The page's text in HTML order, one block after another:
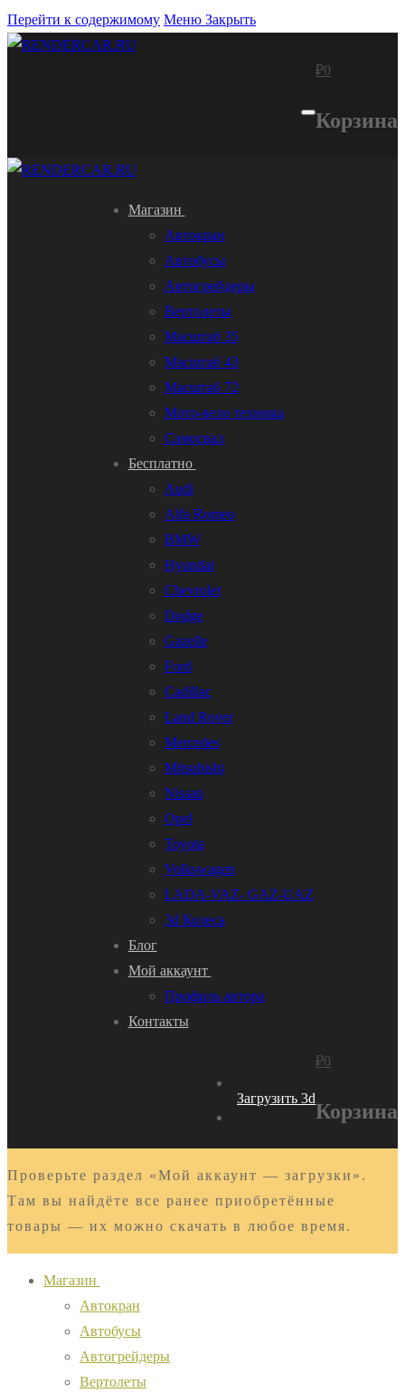
Перейти к содержимому Меню Закрыть
₽0
Корзина
Магазин
Автокран
Автобусы
Автогрейдеры
Вертолеты
Масштаб 35
Масштаб 43
Масштаб 72
Мото-вело техника
Самосвал
Бесплатно
Audi
Alfa Romeo
BMW
Hyundai
Chevrolet
Dodge
Gazelle
Ford
Cadillac
Land Rover
Mercedes
Mitsubishi
Nissan
Opel
Toyota
Volkswagen
LADA-VAZ- GAZ-UAZ
3d Колеса
Блог
Мой аккаунт
Профиль автора
Контакты
Загрузить 3d
₽0
Корзина
Проверьте раздел «Мой аккаунт — загрузки».
Там вы найдёте все ранее приобретённые
товары — их можно скачать в любое время.
Магазин
Автокран
Автобусы
Автогрейдеры
Вертолеты